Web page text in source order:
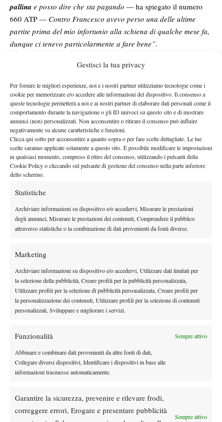
Gestisci la tua privacy
Per fornire le migliori esperienze, noi e i nostri partner utilizziamo tecnologie come i
cookie per memorizzare e/o accedere alle informazioni del dispositivo. Il consenso a
queste tecnologie permetterà a noi e ai nostri partner di elaborare dati personali come il
comportamento durante la navigazione o gli ID univoci su questo sito e di mostrare
annunci (non) personalizzati. Non acconsentire o ritirare il consenso può influire
negativamente su alcune caratteristiche e funzioni.
Clicca qui sotto per acconsentire a quanto sopra o per fare scelte dettagliate. Le tue
scelte saranno applicate solamente a questo sito. È possibile modificare le impostazioni
in qualsiasi momento, compreso il ritiro del consenso, utilizzando i pulsanti della
Cookie Policy o cliccando sul pulsante di gestione del consenso nella parte inferiore
dello schermo.
Statistiche
Archiviare informazioni su dispositivo e/o accedervi, Misurare le prestazioni
degli annunci, Misurare le prestazioni dei contenuti, Comprendere il pubblico
attraverso statistiche o la combinazione di dati provenienti da fonti diverse.
Marketing
Archiviare informazioni su dispositivo e/o accedervi, Utilizzare dati limitati per
la selezione della pubblicità, Creare profili per la pubblicità personalizzata,
Utilizzare profili per la selezione di pubblicità personalizzata, Creare profili per
la personalizzazione dei contenuti, Utilizzare profili per la selezione di contenuti
personalizzati, Sviluppare e migliorare i servizi.
Funzionalità Sempre attivo
Abbinare e combinare dati provenienti da altre fonti di dati,
Collegare diversi dispositivi, Identificare i dispositivi in base alle
informazioni trasmesse automaticamente.
Garantire la sicurezza, prevenire e rilevare frodi,
correggere errori, Erogare e presentare pubblicità
Sempre attivo
pallina e posso dire che sta pagando — ha spiegato il numero
660 ATP — Contro Francesco avevo perso una delle ultime
partite prima del mio infortunio alla schiena di qualche mese fa,
dunque ci tenevo particolarmente a fare bene”.
schiena, per ‘Pigi’ non c’è tempo da perdere:
a giocare gradualmente. Nel frattempo ho disegnato, letto libri e
tanti fumetti.Qualche settimana fa ho avuto il piacere di
allenarmi con Matteo Berrettini; non sapevo se fossi pronto, ma
devo dire che è andata bene”.
Per eguagliare la semifinale raggiunta nella passata edizione, il
nativo di Martina Franca se la vedrà con il vincente della sfida tra
Roberto Carballes Baenae il suo compaesanoAndrea Pellegrino
“Mi piacerebbe molto sfidare “Pelle”.
fa ho ritrovato una fotografia con lui di quando ero piccolo;
spesso ci incrociavamo al suo circolo.
Sta facendo un percorso
bellissimo e l’idea di affrontarci mi incuriosisce”.
A completare il quadro degli italiani nel torneo umbro nella
vedrà con Remy Bertola, e proprio
contro lo spagnolo Carballes Baena.
Atp News
Ritiro Alcaraz da Cincinnati, US Open a
rischio?
Masters 1000 Montreal 2026: cade un altro